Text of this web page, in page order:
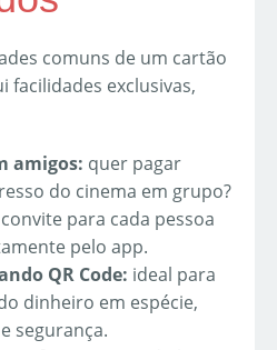
comuns de um cartão
facilidades exclusivas,
amigos: quer pagar
do cinema em grupo?
para cada pessoa
pelo app.
QR Code: ideal para
dinheiro em espécie,
segurança.